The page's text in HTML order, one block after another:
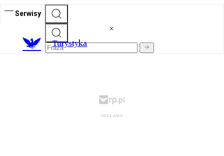
Serwisy
Turystyka